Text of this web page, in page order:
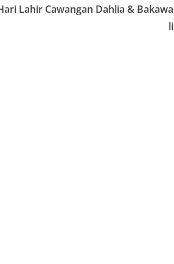
Lahir Cawangan Dahlia & Bakawa
li